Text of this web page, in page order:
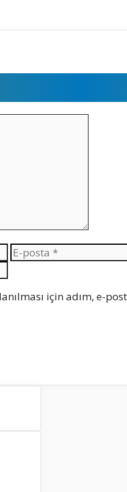
E-
posta
için adım, e-